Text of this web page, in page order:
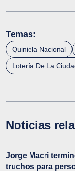
Temas:
Quiniela Nacional
Lotería De La
Noticias
Jorge Macri
truchos para